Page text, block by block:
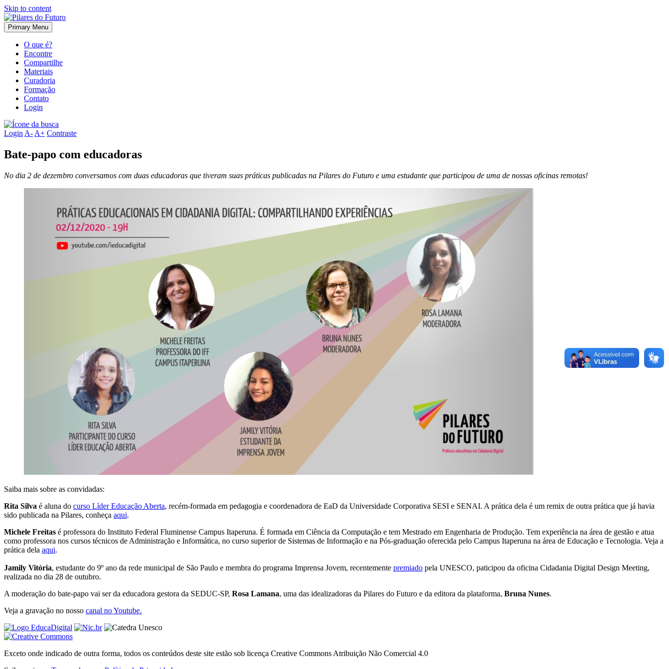
Skip to content
Primary Menu
O que é?
Encontre
Compartilhe
Materiais
Curadoria
Formação
Contato
Login
Login A- A+ Contraste
Bate-papo com educadoras
No dia 2 de dezembro conversamos com duas educadoras que tiveram suas práticas publicadas na Pilares do Futuro e uma estudante que participou de uma de nossas oficinas remotas!
Saiba mais sobre as convidadas:
Rita Silva é aluna do curso Líder Educação Aberta, recém-formada em pedagogia e coordenadora de EaD da Universidade Corporativa SESI e SENAI. A prática dela é um remix de outra prática que já havia
sido publicada na Pilares, conheça aqui.
Michele Freitas é professora do Instituto Federal Fluminense Campus Itaperuna. É formada em Ciência da Computação e tem Mestrado em Engenharia de Produção. Tem experiência na área de gestão e atua
como professora nos cursos técnicos de Administração e Informática, no curso superior de Sistemas de Informação e na Pós-graduação oferecida pelo Campus Itaperuna na área de Educação e Tecnologia. Veja a
prática dela aqui.
Jamily Vitória, estudante do 9º ano da rede municipal de São Paulo e membra do programa Imprensa Jovem, recentemente premiado pela UNESCO, paticipou da oficina Cidadania Digital Design Meeting,
realizada no dia 28 de outubro.
A moderação do bate-papo vai ser da educadora gestora da SEDUC-SP, Rosa Lamana, uma das idealizadoras da Pilares do Futuro e da editora da plataforma, Bruna Nunes.
Veja a gravação no nosso canal no Youtube.
Exceto onde indicado de outra forma, todos os conteúdos deste site estão sob licença Creative Commons Atribuição Não Comercial 4.0